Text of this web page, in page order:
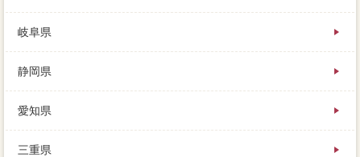
岐阜県
静岡県
愛知県
三重県